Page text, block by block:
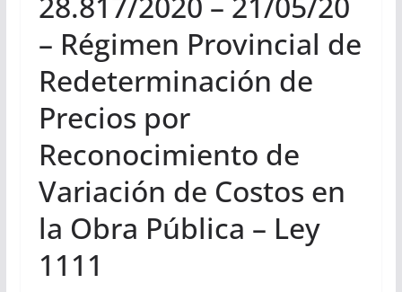
– Régimen Provincial de
Redeterminación de
Precios por
Reconocimiento de
Variación de Costos en
la Obra Pública – Ley
1111